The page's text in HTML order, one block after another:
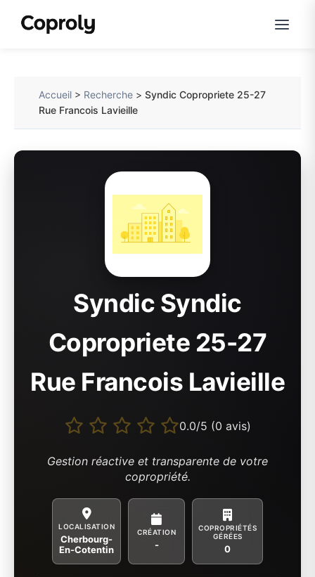
Accueil > Recherche >Syndic Copropriete 25-27
Rue Francois Lavieille
Syndic Syndic
Copropriete 25-27
Rue Francois Lavieille
0.0/5 (0 avis)
Gestion réactive et transparente de votre
copropriété.
LOCALISATION
Cherbourg-
En-Cotentin
CRÉATION
-
COPROPRIÉTÉS
GÉRÉES
0